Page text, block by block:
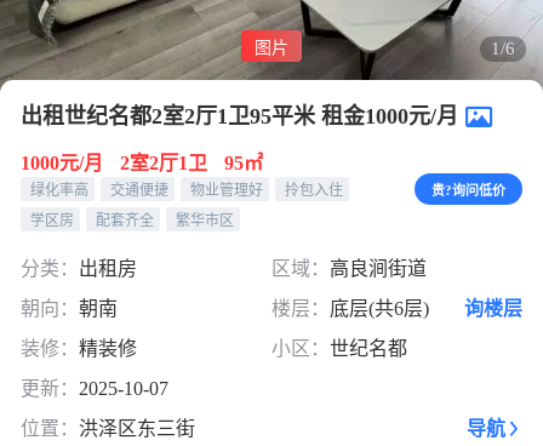
1/6
图片
出租世纪名都2室2厅1卫95平米 租金1000元/月
1000元/月 2室2厅1卫 95㎡
绿化率高 交通便捷 物业管理好
拎包入住
学区房
配套齐全 繁华市区
贵?询问低价
分类： 出租房 区域： 高良涧街道
朝向： 朝南 楼层： 底层(共6层)
询楼层
装修： 精装修 小区： 世纪名都
更新： 2025-10-07
位置： 洪泽区东三街 导航